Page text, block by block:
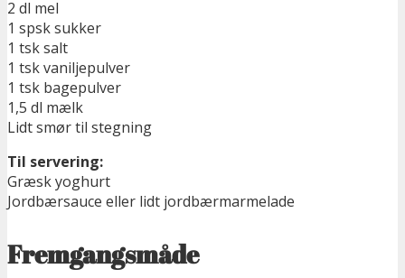
2 dl mel
1 spsk sukker
1 tsk salt
1 tsk vaniljepulver
1 tsk bagepulver
1,5 dl mælk
Lidt smør til stegning
Til servering:
Græsk yoghurt
Jordbærsauce eller lidt jordbærmarmelade
Fremgangsmåde